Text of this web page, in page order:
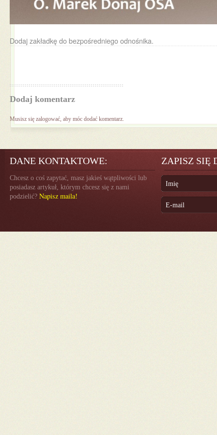
Dodaj zakładkę dobezpośredniego odnośnika.
Dodaj komentarz
Musisz się zalogować, aby móc dodać komentarz.
DANE KONTAKTOWE:
Chcesz o coś zapytać, masz jakieś wątpliwości lub
posiadasz artykuł, którym chcesz się z nami
podzielić? Napisz maila!
ZAPISZ SIĘ